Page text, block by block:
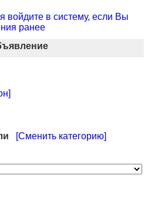
войдите в систему, если Вы
ранее
[Сменить категорию]